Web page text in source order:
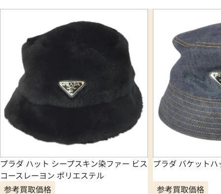
プラダ ハット シープスキン染ファー ビス
コースレーヨン ポリエステル
参考買取価格
プラダ バケット
参考買取価格